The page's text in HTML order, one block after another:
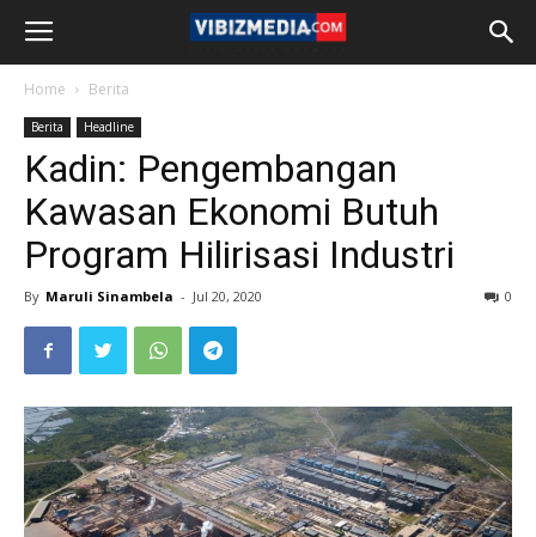
Home Berita
Berita Headline
Kadin: Pengembangan
Kawasan Ekonomi Butuh
Program Hilirisasi Industri
By Maruli Sinambela - Jul 20, 2020 0